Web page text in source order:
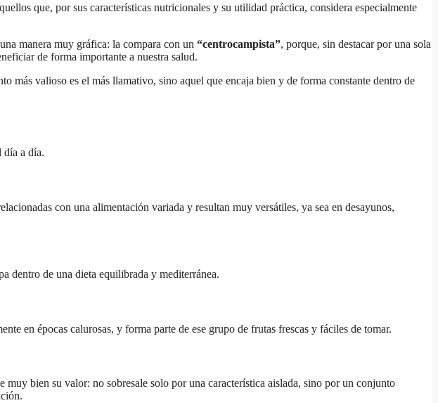
que, por sus características nutricionales y su utilidad práctica, considera especialmente
manera muy gráfica: la compara con un “centrocampista”, porque, sin destacar por una sola
de forma importante a nuestra salud.
más valioso es el más llamativo, sino aquel que encaja bien y de forma constante dentro de
día a día.
con una alimentación variada y resultan muy versátiles, ya sea en desayunos,
dentro de una dieta equilibrada y mediterránea.
en épocas calurosas, y forma parte de ese grupo de frutas frescas y fáciles de tomar.
bien su valor: no sobresale solo por una característica aislada, sino por un conjunto